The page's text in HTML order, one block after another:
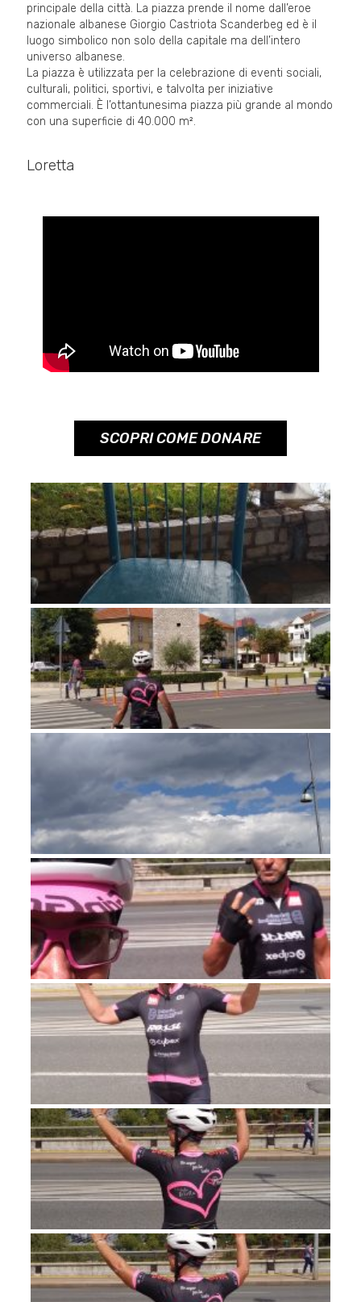
principale della città. La piazza prende il nome dall’eroe
nazionale albanese Giorgio Castriota Scanderbeg ed è il
luogo simbolico non solo della capitale ma dell’intero
universo albanese.
La piazza è utilizzata per la celebrazione di eventi sociali,
culturali, politici, sportivi, e talvolta per iniziative
commerciali. È l’ottantunesima piazza più grande al mondo
con una superficie di 40.000 m².
Loretta
SCOPRI COME DONARE